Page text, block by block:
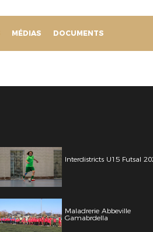
MÉDIAS DOCUMENTS
Interdistricts U15 Futsal
Maladrerie Abbeville
Gamabrdella